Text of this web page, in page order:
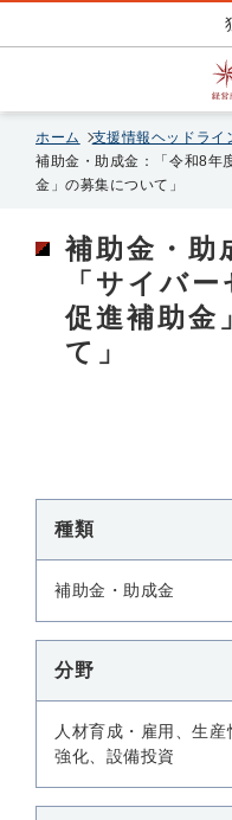
ホーム
支援情報ヘッドライ
補助金・助成金：「令和8年
金」の募集について」
補助金・助
「サイバ
促進補助金
て」
種類
補助金・助成金
分野
人材育成・雇用、生
強化、設備投資